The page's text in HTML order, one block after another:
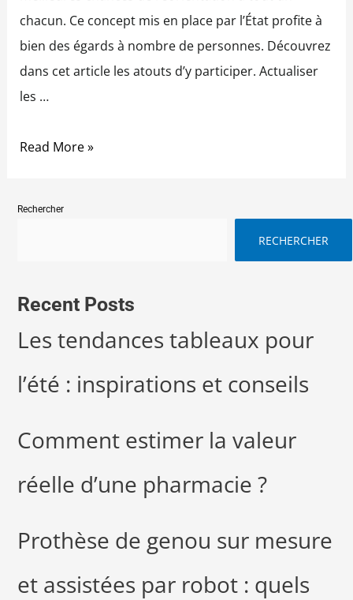
chacun. Ce concept mis en place par l’État profite à
bien des égards à nombre de personnes. Découvrez
dans cet article les atouts d’y participer. Actualiser
les …
Read More »
Rechercher
RECHERCHER
Recent Posts
Les tendances tableaux pour
l’été : inspirations et conseils
Comment estimer la valeur
réelle d’une pharmacie ?
Prothèse de genou sur mesure
et assistées par robot : quels